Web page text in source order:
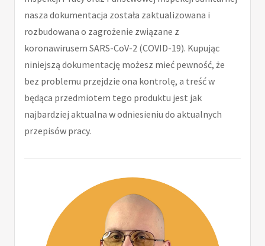
nasza dokumentacja została zaktualizowana i
rozbudowana o zagrożenie związane z
koronawirusem SARS-CoV-2 (COVID-19). Kupując
niniejszą dokumentację możesz mieć pewność, że
bez problemu przejdzie ona kontrolę, a treść w
będąca przedmiotem tego produktu jest jak
najbardziej aktualna w odniesieniu do aktualnych
przepisów pracy.